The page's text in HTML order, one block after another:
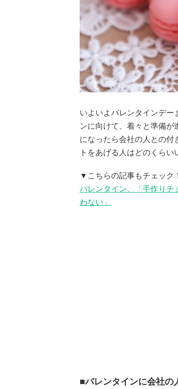
いよいよバレンタインデー
ンに向けて、着々と準備が
になったら会社の人との付
トをあげる人はどのくら
▼こちらの記事もチェック！
バレンタイン、「手作りチ
わない」
■バレンタインに会社の